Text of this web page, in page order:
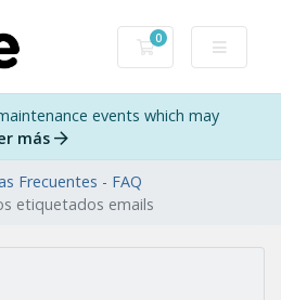
0
Carro de Pedidos
events which may
más
Frecuentes - FAQ
etiquetados emails